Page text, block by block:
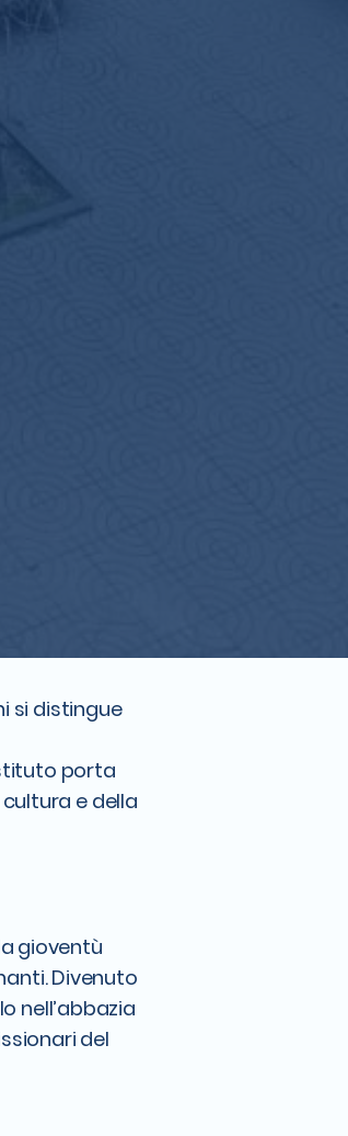
si distingue
porta
e della
gioventù
Divenuto
nell’abbazia
del